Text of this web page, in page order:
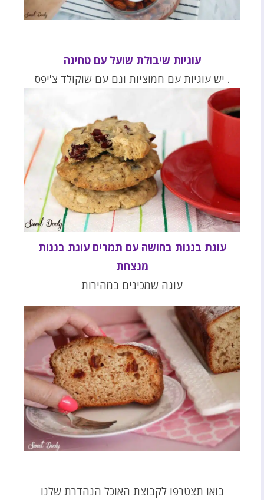
עוגיות שיבולת שועל עם טחינה
. יש עוגיות עם חמוציות וגם עם שוקולד צ'יפס
עוגת בננות בחושה עם תמרים עוגת בננות
מנצחת
עוגה שמכינים במהירות
בואו תצטרפו לקבוצת האוכל הנהדרת שלנו